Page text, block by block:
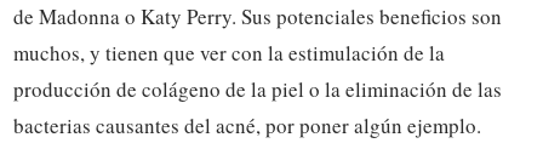
de Madonna o Katy Perry. Sus potenciales beneficios son
muchos, y tienen que ver con la estimulación de la
producción de colágeno de la piel o la eliminación de las
bacterias causantes del acné, por poner algún ejemplo.